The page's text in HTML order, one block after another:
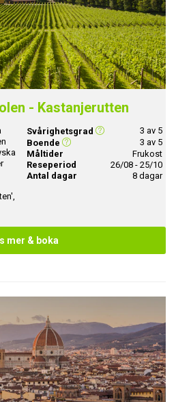
- Kastanjerutten
Svårighetsgrad
3 av 5
Boende
3 av 5
Måltider
Frukost
Reseperiod
26/08 - 25/10
Antal dagar
8 dagar
mer & boka